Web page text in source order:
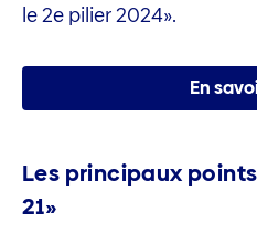
le 2e pilier 2024».
En
Les principaux
21»